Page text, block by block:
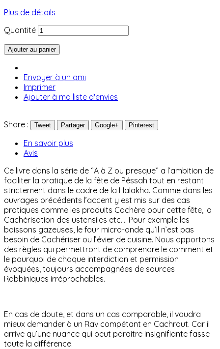
Plus de détails
Quantité
Ajouter au panier
Envoyer à un ami
Imprimer
Ajouter à ma liste d'envies
Share : Tweet Partager Google+ Pinterest
En savoir plus
Avis
Ce livre dans la série de ‘’A à Z ou presque’’ a l’ambition de
faciliter la pratique de la fête de Péssah tout en restant
strictement dans le cadre de la Halakha. Comme dans les
ouvrages précédents l’accent y est mis sur des cas
pratiques comme les produits Cachère pour cette fête, la
Cachérisation des ustensiles etc…. Pour exemple les
boissons gazeuses, le four micro-onde qu’il n’est pas
besoin de Cachériser ou l’évier de cuisine. Nous apportons
des règles qui permettront de comprendre le comment et
le pourquoi de chaque interdiction et permission
évoquées, toujours accompagnées de sources
Rabbiniques irréprochables.
En cas de doute, et dans un cas comparable, il vaudra
mieux demander à un Rav compétant en Cachrout. Car il
arrive qu’une nuance qui peut paraitre insignifiante fasse
toute la différence.